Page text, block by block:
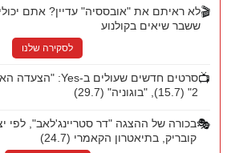
🎬לא ראיתם את "אובססיה" עדיין? אתם
ששבר שיאים בקולנוע
לסקירה שלנו
📺
2" (15.7), "בוגוניה" (29.7)
🎭בכורה של ההצגה "דר סטריינג'לאב", לפי
קובריק, בתיאטרון הקאמרי (24.7)